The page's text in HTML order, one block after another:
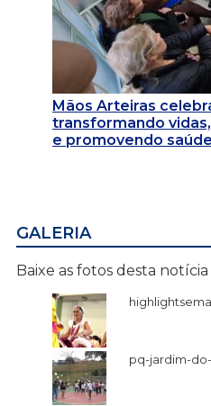
Mãos Arteiras
transformando
e promovendo
GALERIA
Baixe as fotos desta
pq-jardim-